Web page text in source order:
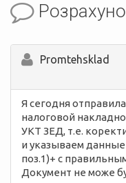
Promtehsklad
Я сегодня
налоговой
УКТ ЗЕД, т.е.
и указываем данные
поз.1)+ с
Документ не може